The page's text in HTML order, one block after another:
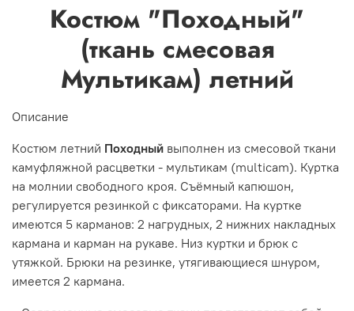
Костюм "Походный"
(ткань смесовая
Мультикам) летний
Описание
Костюм летний Походный выполнен из смесовой ткани
камуфляжной расцветки - мультикам (multicam). Куртка
на молнии свободного кроя. Съёмный капюшон,
регулируется резинкой с фиксаторами. На куртке
имеются 5 карманов: 2 нагрудных, 2 нижних накладных
кармана и карман на рукаве. Низ куртки и брюк с
утяжкой. Брюки на резинке, утягивающиеся шнуром,
имеется 2 кармана.